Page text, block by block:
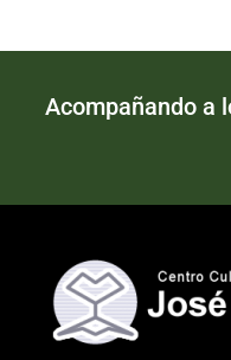
Acompañando a